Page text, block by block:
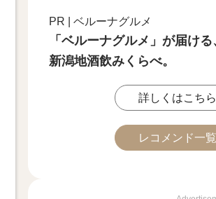
PR | ベルーナグルメ
「ベルーナグルメ」が届ける
新潟地酒飲みくらべ。
詳しくはこちら
レコメンド一覧